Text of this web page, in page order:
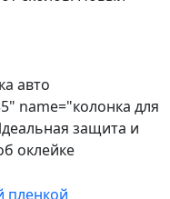
авто
name="колонка для
защита и
оклейке